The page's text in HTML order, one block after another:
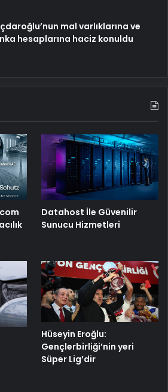
mal varlıklarına ve
hesaplarına haciz konuldu
Datahost İle Güvenilir
Sunucu Hizmetleri
Hüseyin Eroğlu:
Gençlerbirliği’nin yeri
Süper Lig’dir